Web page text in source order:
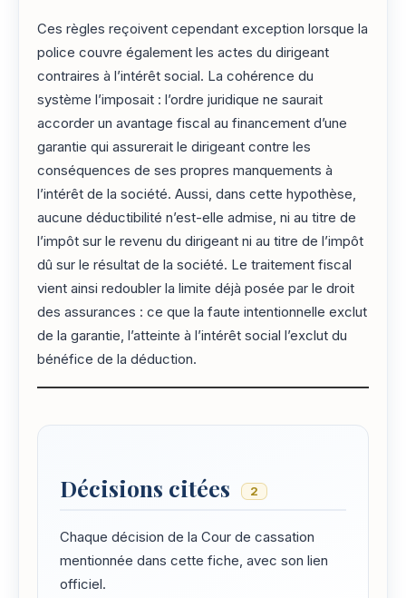
Ces règles reçoivent cependant exception lorsque la
police couvre également les actes du dirigeant
contraires à l’intérêt social. La cohérence du
système l’imposait : l’ordre juridique ne saurait
accorder un avantage fiscal au financement d’une
garantie qui assurerait le dirigeant contre les
conséquences de ses propres manquements à
l’intérêt de la société. Aussi, dans cette hypothèse,
aucune déductibilité n’est-elle admise, ni au titre de
l’impôt sur le revenu du dirigeant ni au titre de l’impôt
dû sur le résultat de la société. Le traitement fiscal
vient ainsi redoubler la limite déjà posée par le droit
des assurances : ce que la faute intentionnelle exclut
de la garantie, l’atteinte à l’intérêt social l’exclut du
bénéfice de la déduction.
Décisions citées 2
Chaque décision de la Cour de cassation
mentionnée dans cette fiche, avec son lien
officiel.